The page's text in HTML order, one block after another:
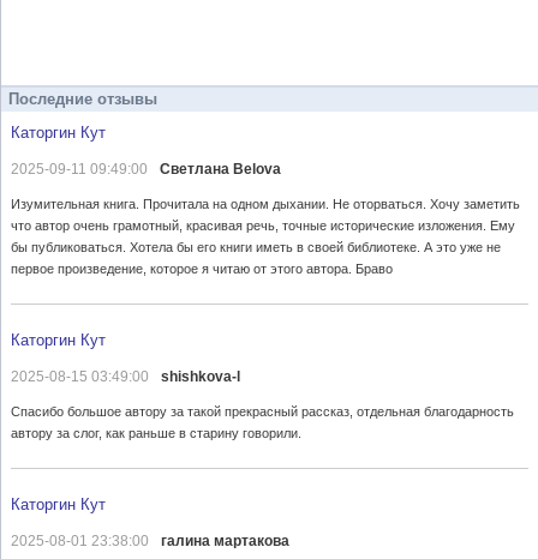
Последние отзывы
Каторгин Кут
2025-09-11 09:49:00 Светлана Belova
Изумительная книга. Прочитала на одном дыхании. Не оторваться. Хочу заметить
что автор очень грамотный, красивая речь, точные исторические изложения. Ему
бы публиковаться. Хотела бы его книги иметь в своей библиотеке. А это уже не
первое произведение, которое я читаю от этого автора. Браво
Каторгин Кут
2025-08-15 03:49:00 shishkova-l
Спасибо большое автору за такой прекрасный рассказ, отдельная благодарность
автору за слог, как раньше в старину говорили.
Каторгин Кут
2025-08-01 23:38:00 галина мартакова